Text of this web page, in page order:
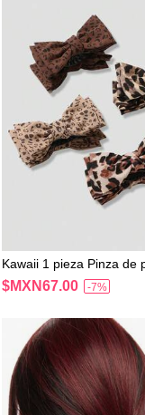
Kawaii 1 pieza Pinza de
o de estampado de
s vintage, versátil para
a el cabello
$MXN67.00 -7%